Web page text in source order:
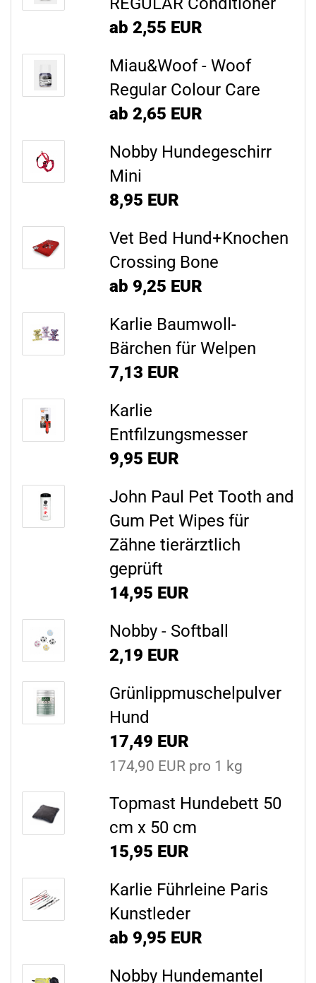
ab 2,55 EUR
Miau&Woof - Woof
Regular Colour Care
ab 2,65 EUR
Nobby Hundegeschirr
Mini
8,95 EUR
Vet Bed Hund+Knochen
Crossing Bone
ab 9,25 EUR
Karlie Baumwoll-
Bärchen für Welpen
7,13 EUR
Karlie
Entfilzungsmesser
9,95 EUR
John Paul Pet Tooth and
Gum Pet Wipes für
Zähne tierärztlich
geprüft
14,95 EUR
Nobby - Softball
2,19 EUR
Grünlippmuschelpulver
Hund
17,49 EUR
174,90 EUR pro 1 kg
Topmast Hundebett 50
cm x 50 cm
15,95 EUR
Karlie Führleine Paris
Kunstleder
ab 9,95 EUR
Nobby Hundemantel